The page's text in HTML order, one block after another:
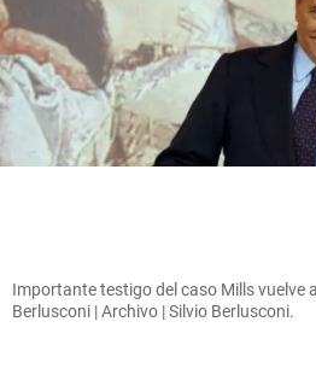
Importante testigo del caso Mills vuelve
Berlusconi | Archivo | Silvio Berlusconi.